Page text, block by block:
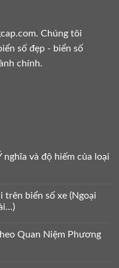
Chúng tôi
số đẹp - biển số
chính.
nghĩa và độ hiếm của loại
trên biển số xe (Ngoại
Quan Niệm Phương